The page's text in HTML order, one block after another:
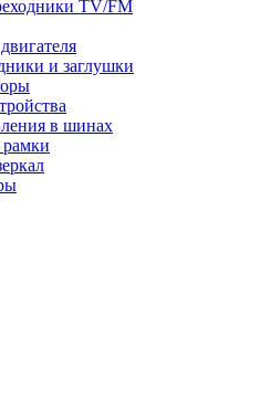
TV/FM
и заглушки
в шинах